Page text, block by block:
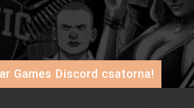
Games Discord csatorna!